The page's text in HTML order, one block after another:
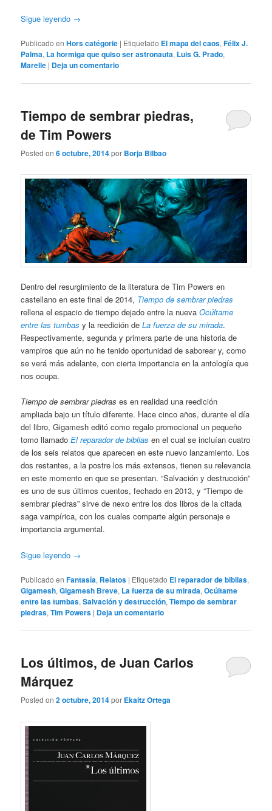
Sigue leyendo →
Publicado en Hors catégorie | Etiquetado El mapa del caos,Félix J.
Palma, La hormiga que quiso ser astronauta, Luis G. Prado,
Marelle | Deja un comentario
Tiempo de sembrar piedras,
de Tim Powers
Posted on6 octubre, 2014por Borja Bilbao
Dentro del resurgimiento de la literatura de Tim Powers en
castellano en este final de 2014, Tiempo de sembrar piedras
rellena el espacio de tiempo dejado entre la nuevaOcúltame
entre las tumbas y la reedición deLa fuerza de su mirada.
Respectivamente, segunda y primera parte de una historia de
vampiros que aún no he tenido oportunidad de saborear y, como
se verá más adelante, con cierta importancia en la antología que
nos ocupa.
Tiempo de sembrar piedras es en realidad una reedición
ampliada bajo un título diferente. Hace cinco años, durante el día
del libro, Gigamesh editó como regalo promocional un pequeño
tomo llamadoEl reparador de biblias en el cual se incluían cuatro
de los seis relatos que aparecen en este nuevo lanzamiento. Los
dos restantes, a la postre los más extensos, tienen su relevancia
en este momento en que se presentan. “Salvación y destrucción”
es uno de sus últimos cuentos, fechado en 2013, y “Tiempo de
sembrar piedras” sirve de nexo entre los dos libros de la citada
saga vampírica, con los cuales comparte algún personaje e
importancia argumental.
Sigue leyendo →
Publicado en Fantasía, Relatos | Etiquetado El reparador de biblias,
Gigamesh,Gigamesh Breve, La fuerza de su mirada,Ocúltame
entre las tumbas,Salvación y destrucción,Tiempo de sembrar
piedras,Tim Powers | Deja un comentario
Los últimos, de Juan Carlos
Márquez
Posted on2 octubre, 2014por Ekaitz Ortega